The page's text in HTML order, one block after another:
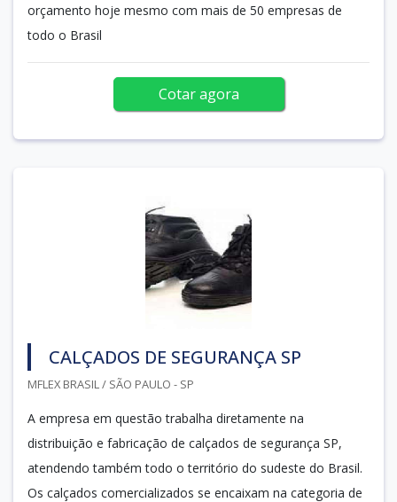
orçamento hoje mesmo com mais de 50 empresas de
todo o Brasil
Cotar agora
CALÇADOS DE SEGURANÇA SP
MFLEX BRASIL / SÃO PAULO - SP
A empresa em questão trabalha diretamente na
distribuição e fabricação de calçados de segurança SP,
atendendo também todo o território do sudeste do Brasil.
Os calçados comercializados se encaixam na categoria de